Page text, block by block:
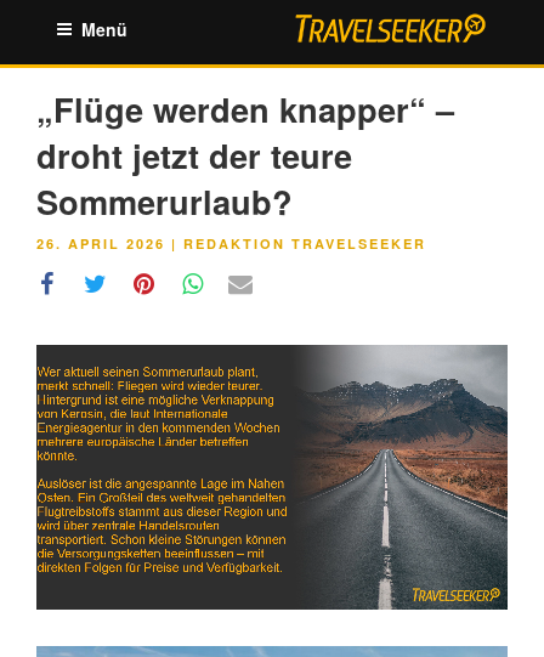
springen
Menü
„Flüge werden knapper“ –
droht jetzt der teure
Sommerurlaub?
VERÖFFENTLICHT
26. APRIL 2026 | REDAKTION TRAVELSEEKER
Link Embed